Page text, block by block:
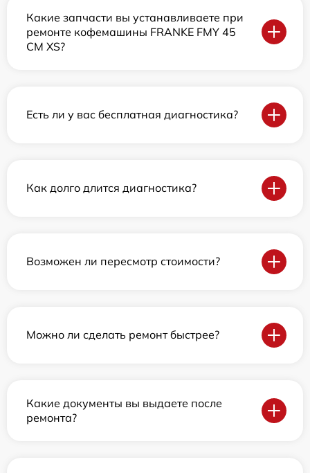
Какие запчасти вы устанавливаете при
ремонте кофемашины FRANKE FMY 45
CM XS?
Есть ли у вас бесплатная диагностика?
Как долго длится диагностика?
Возможен ли пересмотр стоимости?
Можно ли сделать ремонт быстрее?
Какие документы вы выдаете после
ремонта?